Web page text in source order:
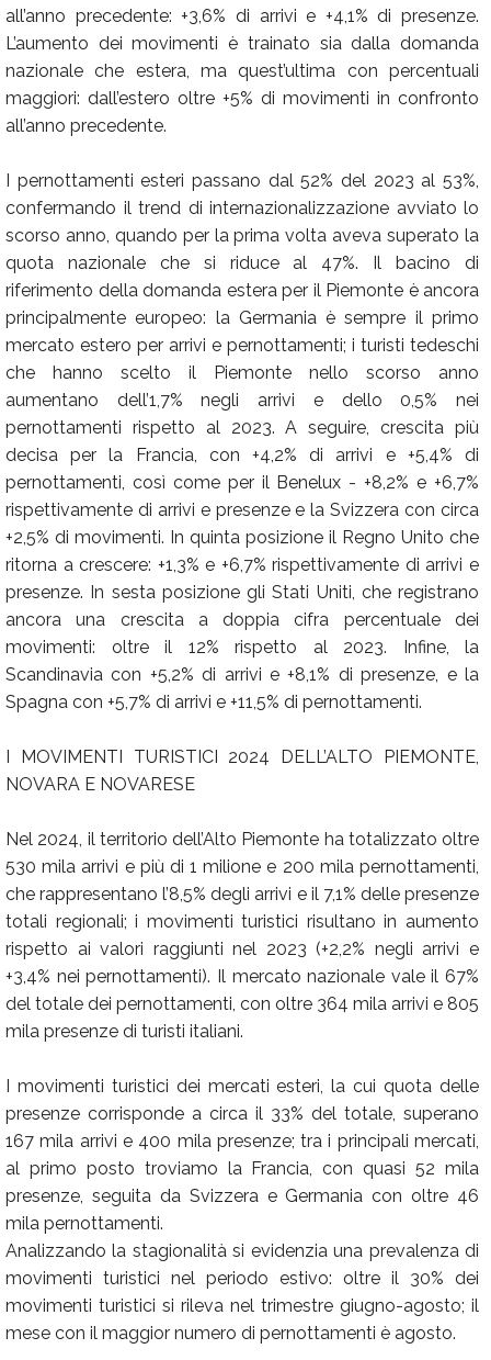
all’anno precedente: +3,6% di arrivi e +4,1% di presenze.
L’aumento dei movimenti è trainato sia dalla domanda
nazionale che estera, ma quest’ultima con percentuali
maggiori: dall’estero oltre +5% di movimenti in confronto
all’anno precedente.
I pernottamenti esteri passano dal 52% del 2023 al 53%,
confermando il trend di internazionalizzazione avviato lo
scorso anno, quando per la prima volta aveva superato la
quota nazionale che si riduce al 47%. Il bacino di
riferimento della domanda estera per il Piemonte è ancora
principalmente europeo: la Germania è sempre il primo
mercato estero per arrivi e pernottamenti; i turisti tedeschi
che hanno scelto il Piemonte nello scorso anno
aumentano dell’1,7% negli arrivi e dello 0,5% nei
pernottamenti rispetto al 2023. A seguire, crescita più
decisa per la Francia, con +4,2% di arrivi e +5,4% di
pernottamenti, così come per il Benelux - +8,2% e +6,7%
rispettivamente di arrivi e presenze e la Svizzera con circa
+2,5% di movimenti. In quinta posizione il Regno Unito che
ritorna a crescere: +1,3% e +6,7% rispettivamente di arrivi e
presenze. In sesta posizione gli Stati Uniti, che registrano
ancora una crescita a doppia cifra percentuale dei
movimenti: oltre il 12% rispetto al 2023. Infine, la
Scandinavia con +5,2% di arrivi e +8,1% di presenze, e la
Spagna con +5,7% di arrivi e +11,5% di pernottamenti.
I MOVIMENTI TURISTICI 2024 DELL’ALTO PIEMONTE,
NOVARA E NOVARESE
Nel 2024, il territorio dell’Alto Piemonte ha totalizzato oltre
530 mila arrivi e più di 1 milione e 200 mila pernottamenti,
che rappresentano l’8,5% degli arrivi e il 7,1% delle presenze
totali regionali; i movimenti turistici risultano in aumento
rispetto ai valori raggiunti nel 2023 (+2,2% negli arrivi e
+3,4% nei pernottamenti). Il mercato nazionale vale il 67%
del totale dei pernottamenti, con oltre 364 mila arrivi e 805
mila presenze di turisti italiani.
I movimenti turistici dei mercati esteri, la cui quota delle
presenze corrisponde a circa il 33% del totale, superano
167 mila arrivi e 400 mila presenze; tra i principali mercati,
al primo posto troviamo la Francia, con quasi 52 mila
presenze, seguita da Svizzera e Germania con oltre 46
mila pernottamenti.
Analizzando la stagionalità si evidenzia una prevalenza di
movimenti turistici nel periodo estivo: oltre il 30% dei
movimenti turistici si rileva nel trimestre giugno-agosto; il
mese con il maggior numero di pernottamenti è agosto.